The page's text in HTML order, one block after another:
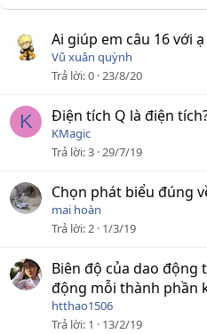
Ai giúp em câu 16 với ạ
Vũ xuân quỳnh
Trả lời 0 23/8/20
K Điện tích Q là điện
KMagic
Trả lời 3 29/7/19
Chọn phát biểu đúng
mai hoàn
Trả lời 2 1/3/19
Biên độ của dao động
động mỗi thành phần
htthao1506
Trả lời 1 13/2/19